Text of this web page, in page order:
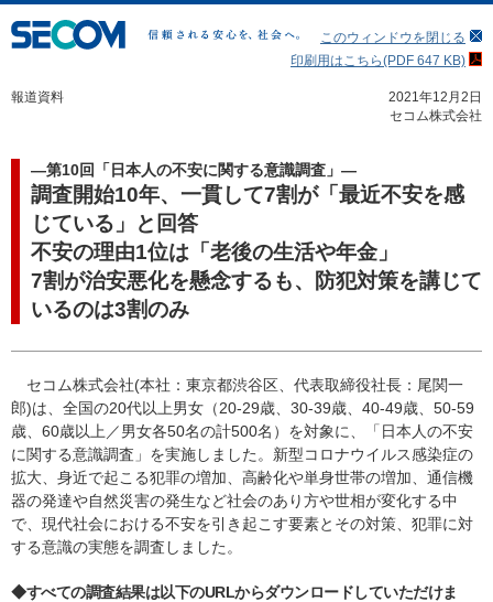
このウィンドウを閉じる
印刷用はこちら(PDF 647 KB)
報道資料
2021年12月2日
セコム株式会社
―第10回「日本人の不安に関する意識調査」―
調査開始10年、一貫して7割が「最近不安を感
じている」と回答
不安の理由1位は「老後の生活や年金」
7割が治安悪化を懸念するも、防犯対策を講じて
いるのは3割のみ
セコム株式会社(本社：東京都渋谷区、代表取締役社長：尾関一
郎)は、全国の20代以上男女（20-29歳、30-39歳、40-49歳、50-59
歳、60歳以上／男女各50名の計500名）を対象に、「日本人の不安
に関する意識調査」を実施しました。新型コロナウイルス感染症の
拡大、身近で起こる犯罪の増加、高齢化や単身世帯の増加、通信機
器の発達や自然災害の発生など社会のあり方や世相が変化する中
で、現代社会における不安を引き起こす要素とその対策、犯罪に対
する意識の実態を調査しました。
◆すべての調査結果は以下のURLからダウンロードしていただけま